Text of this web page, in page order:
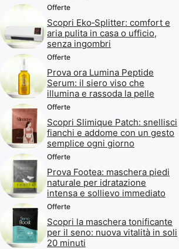
Offerte
Scopri Eko‑Splitter: comfort e
aria pulita in casa o ufficio,
senza ingombri
Offerte
Prova ora Lumina Peptide
Serum: il siero viso che
illumina e rassoda la pelle
Offerte
Scopri Slimique Patch: snellisci
fianchi e addome con un gesto
semplice ogni giorno
Offerte
Prova Footea: maschera piedi
naturale per idratazione
intensa e sollievo immediato
Offerte
Scopri la maschera tonificante
per il seno: nuova vitalità in soli
20 minuti